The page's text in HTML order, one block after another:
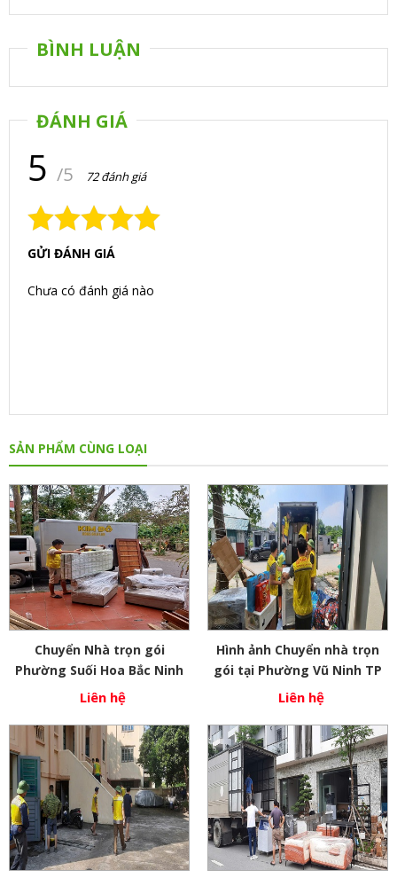
BÌNH LUẬN
ĐÁNH GIÁ
5 /5 72 đánh giá
GỬI ĐÁNH GIÁ
Chưa có đánh giá nào
SẢN PHẨM CÙNG LOẠI
Chuyển Nhà trọn gói
Phường Suối Hoa Bắc Ninh
Liên hệ
Hình ảnh Chuyển nhà trọn
gói tại Phường Vũ Ninh TP
Bắc Ninh
Liên hệ